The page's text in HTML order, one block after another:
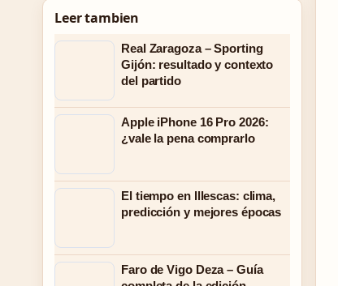
Leer tambien
Real Zaragoza – Sporting
Gijón: resultado y contexto
del partido
Apple iPhone 16 Pro 2026:
¿vale la pena comprarlo
El tiempo en Illescas: clima,
predicción y mejores épocas
Faro de Vigo Deza – Guía